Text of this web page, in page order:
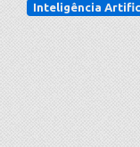
Inteligência